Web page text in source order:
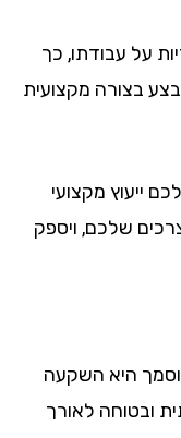
עבודתו, כך
מקצועית
מקצועי
שלכם, ויספק
היא השקעה
לאורך